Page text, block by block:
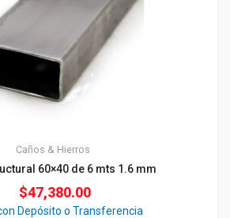
Caños & Hierros
60×40 de 6 mts 1.6 mm
$47,380.00
Depósito o Transferencia